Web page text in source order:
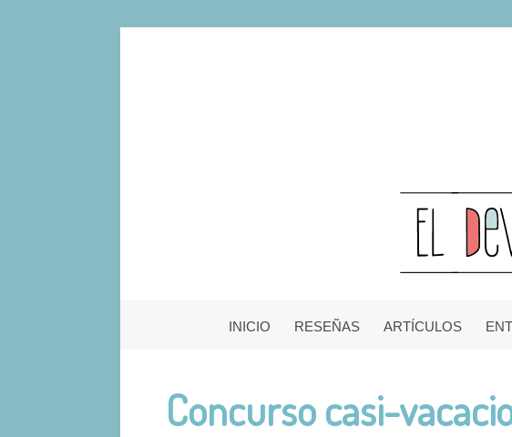
INICIO RESEÑAS ARTÍCULOS
Concurso casi-